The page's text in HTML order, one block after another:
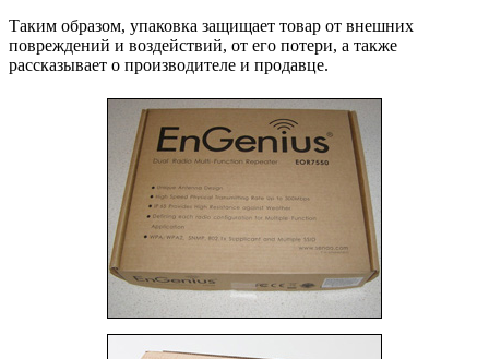
Таким образом, упаковка защищает товар от внешних
повреждений и воздействий, от его потери, а также
рассказывает о производителе и продавце.